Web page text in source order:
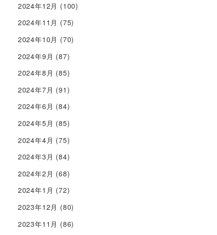
2024年12月 (100)
2024年11月 (75)
2024年10月 (70)
2024年9月 (87)
2024年8月 (85)
2024年7月 (91)
2024年6月 (84)
2024年5月 (85)
2024年4月 (75)
2024年3月 (84)
2024年2月 (68)
2024年1月 (72)
2023年12月 (80)
2023年11月 (86)